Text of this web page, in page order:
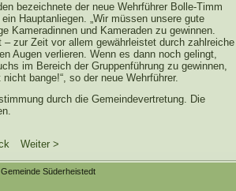
bezeichnete der neue Wehrführer Bolle-Timm
Hauptanliegen. „Wir müssen unsere gute
Kameradinnen und Kameraden zu gewinnen.
zur Zeit vor allem gewährleistet durch zahlreiche
Augen verlieren. Wenn es dann noch gelingt,
im Bereich der Gruppenführung zu gewinnen,
bange!“, so der neue Wehrführer.
durch die Gemeindevertretung. Die
Weiter >
Süderheistedt